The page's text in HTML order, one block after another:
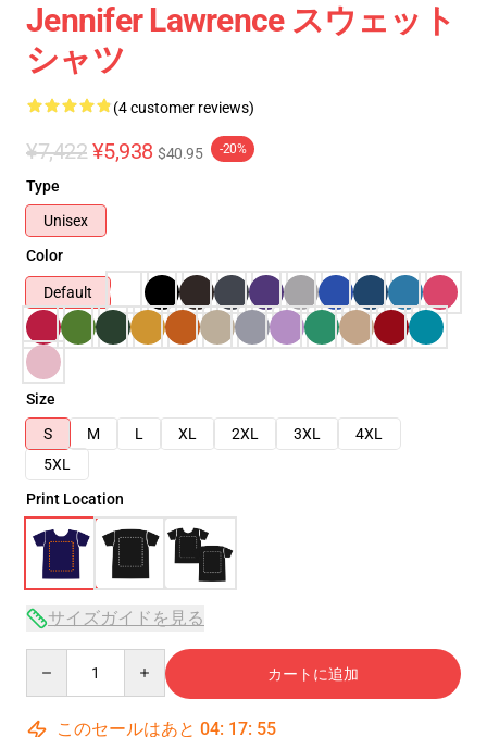
Jennifer Lawrence スウェット
シャツ
(4 customer reviews)
¥7,422 ¥5,938 $40.95 -20%
Type
Unisex
Color
Default
Size
S
M L XL 2XL 3XL
4XL
5XL
Print Location
サイズガイドを見る
カートに追加
このセールはあと 04: 17: 54